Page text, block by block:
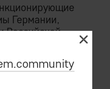
Германии,
Российской